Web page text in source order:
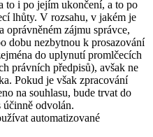
to i po jejím ukončení, a to po
lhůty. V rozsahu, v jakém je
oprávněném zájmu správce,
dobu nezbytnou k prosazování
do uplynutí promlčecích
právních předpisů), avšak ne
Pokud je však zpracování
na souhlasu, bude trvat do
účinně odvolán.
automatizované